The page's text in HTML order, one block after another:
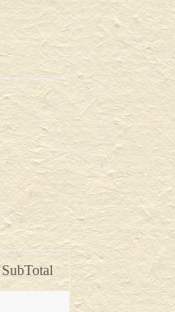
SubTotal